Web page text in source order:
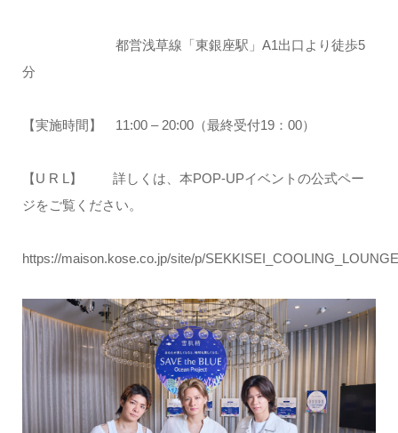
都営浅草線「東銀座駅」A1出口より徒歩5
分
【実施時間】 11:00 – 20:00（最終受付19：00）
【U R L】 詳しくは、本POP-UPイベントの公式ペー
ジをご覧ください。
https://maison.kose.co.jp/site/p/